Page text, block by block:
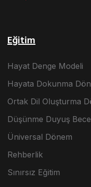
Eğitim
Hayat Denge Modeli
Hayata Dokunma
Ortak Dil Oluşturma
Düşünme Duyuş
Üniversal Dönem
Rehberlik
Sınırsız Eğitim